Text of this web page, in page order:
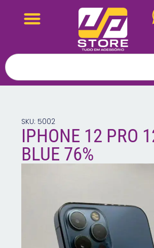
SKU: 5002
IPHONE 12 PRO
BLUE 76%